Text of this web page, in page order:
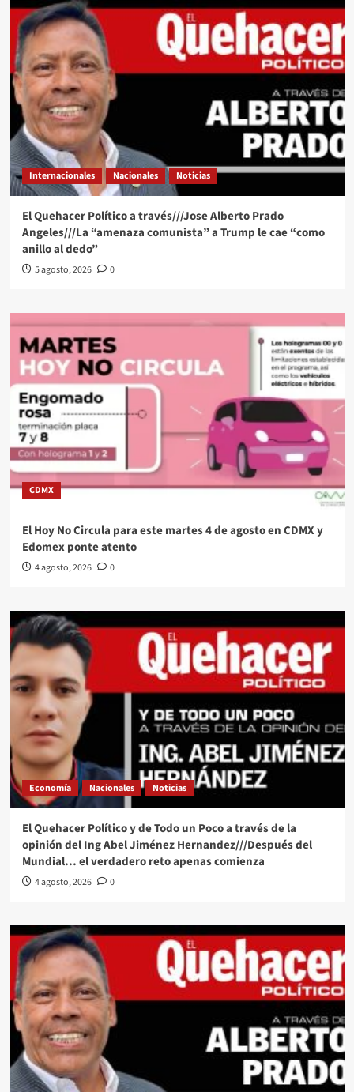
Internacionales Nacionales Noticias
El Quehacer Político a través///Jose Alberto Prado
Angeles///La “amenaza comunista” a Trump le cae “como
anillo al dedo”
5 agosto, 2026 0
CDMX
El Hoy No Circula para este martes 4 de agosto en CDMX y
Edomex ponte atento
4 agosto, 2026 0
Economía Nacionales Noticias
El Quehacer Político y de Todo un Poco a través de la
opinión del Ing Abel Jiménez Hernandez///Después del
Mundial… el verdadero reto apenas comienza
4 agosto, 2026 0